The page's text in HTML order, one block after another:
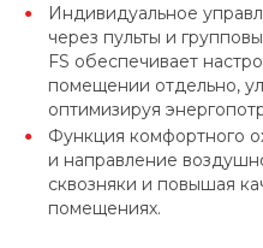
Индивидуальное
через пульты и
FS обеспечивает
помещении отдельно,
оптимизируя
Функция комфортного
и направление
сквозняки и повышая
помещениях.